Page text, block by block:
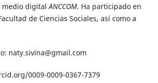
digitalANCCOM. Ha participado en
de Ciencias Sociales, así como a
naty.sivina@gmail.com
0009-0009-0367-7379